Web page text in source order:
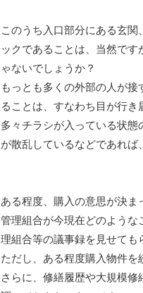
このうち入口部分にある玄
ックであることは、当然で
ゃないでしょうか？
もっとも多くの外部の人が
ることは、すなわち目が行
多々チラシが入っている状
が散乱しているなどであれば
ある程度、購入の意思が決ま
管理組合が今現在どのよう
理組合等の議事録を見せても
ただし、ある程度購入物件を
さらに、修繕履歴や大規模